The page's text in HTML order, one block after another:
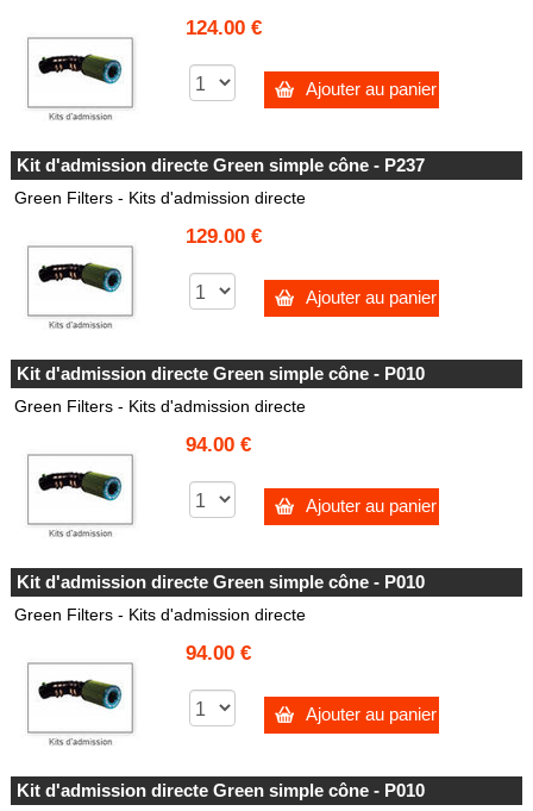
124.00 €
Ajouter au panier
Kit d'admission directe Green simple cône - P237
Green Filters - Kits d'admission directe
129.00 €
Ajouter au panier
Kit d'admission directe Green simple cône - P010
Green Filters - Kits d'admission directe
94.00 €
Ajouter au panier
Kit d'admission directe Green simple cône - P010
Green Filters - Kits d'admission directe
94.00 €
Ajouter au panier
Kit d'admission directe Green simple cône - P010